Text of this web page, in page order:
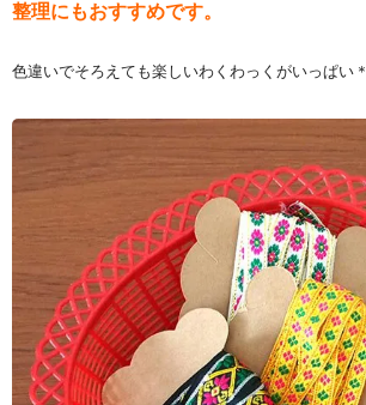
整理にもおすすめです。
色違いでそろえても楽しいわくわっくがいっぱい＊